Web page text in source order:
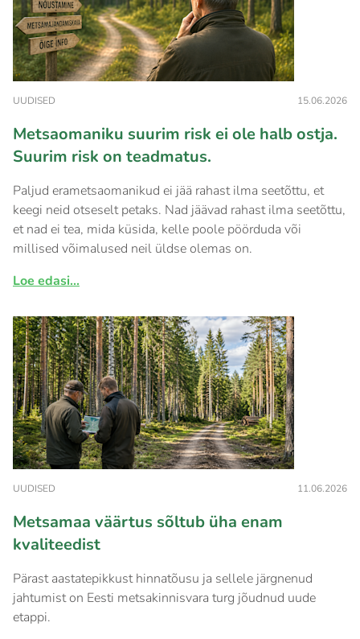
UUDISED 15.06.2026
Metsaomaniku suurim risk ei ole halb ostja.
Suurim risk on teadmatus.
Paljud erametsaomanikud ei jää rahast ilma seetõttu, et
keegi neid otseselt petaks. Nad jäävad rahast ilma seetõttu,
et nad ei tea, mida küsida, kelle poole pöörduda või
millised võimalused neil üldse olemas on.
Loe edasi...
UUDISED 11.06.2026
Metsamaa väärtus sõltub üha enam
kvaliteedist
Pärast aastatepikkust hinnatõusu ja sellele järgnenud
jahtumist on Eesti metsakinnisvara turg jõudnud uude
etappi.